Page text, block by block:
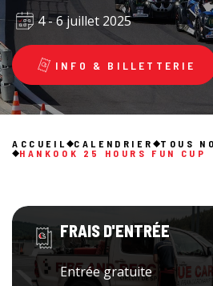
4 - 6 juillet 2025
INFO & BILLETTERIE
ACCUEIL CALENDRIER
TOUS
HANKOOK 25 HOURS FUN CUP
FRAIS D'ENTRÉE
Entrée gratuite